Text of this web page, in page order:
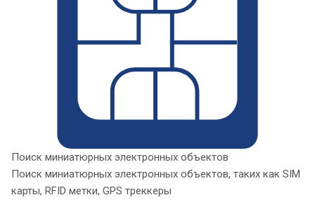
Поиск миниатюрных электронных объектов
Поиск миниатюрных электронных объектов, таких как SIM
карты, RFID метки, GPS треккеры